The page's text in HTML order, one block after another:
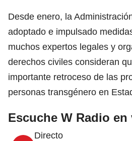
Desde enero, la
adoptado e impulsado
muchos expertos legales y
derechos civiles consideran
importante retroceso de las
personas transgénero en
Escuche W Radio
Directo